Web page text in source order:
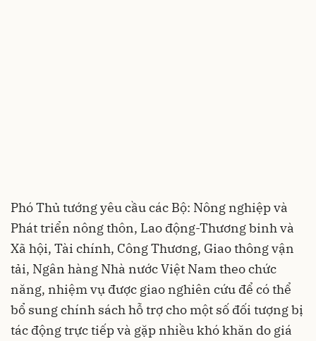
Phó Thủ tướng yêu cầu các Bộ: Nông nghiệp và
Phát triển nông thôn, Lao động-Thương binh và
Xã hội, Tài chính, Công Thương, Giao thông vận
tải, Ngân hàng Nhà nước Việt Nam theo chức
năng, nhiệm vụ được giao nghiên cứu để có thể
bổ sung chính sách hỗ trợ cho một số đối tượng bị
tác động trực tiếp và gặp nhiều khó khăn do giá